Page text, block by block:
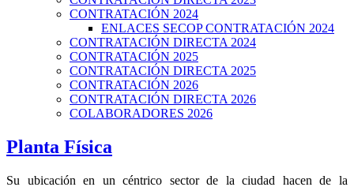
CONTRATACIÓN 2024
ENLACES SECOP CONTRATACIÓN 2024
CONTRATACIÓN DIRECTA 2024
CONTRATACIÓN 2025
CONTRATACIÓN DIRECTA 2025
CONTRATACIÓN 2026
CONTRATACIÓN DIRECTA 2026
COLABORADORES 2026
Planta Física
Su ubicación en un céntrico sector de la ciudad hacen de la